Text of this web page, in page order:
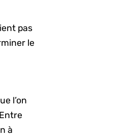
pas
le
l’on
à